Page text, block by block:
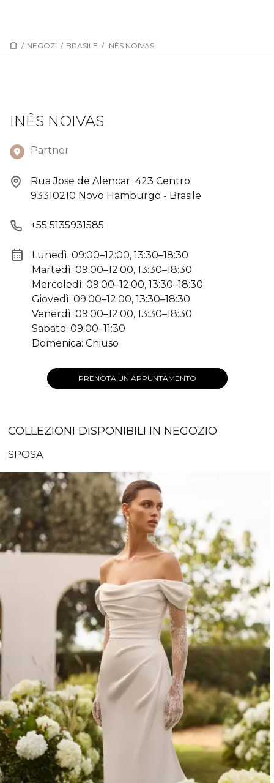
/ NEGOZI / BRASILE / INÊS NOIVAS
INÊS NOIVAS
Partner
Rua Jose de Alencar 423 Centro
93310210 Novo Hamburgo - Brasile
+55 5135931585
Lunedì: 09:00–12:00, 13:30–18:30
Martedì: 09:00–12:00, 13:30–18:30
Mercoledì: 09:00–12:00, 13:30–18:30
Giovedì: 09:00–12:00, 13:30–18:30
Venerdì: 09:00–12:00, 13:30–18:30
Sabato: 09:00–11:30
Domenica: Chiuso
PRENOTA UN APPUNTAMENTO
COLLEZIONI DISPONIBILI IN NEGOZIO
SPOSA